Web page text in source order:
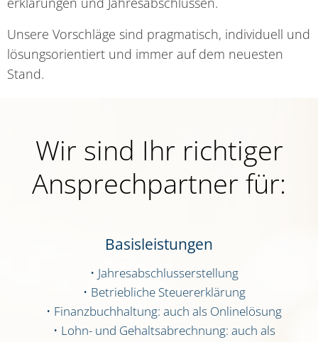
Unse­re Vor­schlä­ge sind prag­ma­tisch, indi­vi­du­ell und
lösungs­ori­en­tiert und immer auf dem neu­es­ten
Stand.
Wir sind Ihr rich­ti­ger
Ansprech­part­ner für:
Basis­leis­tun­gen
Jah­res­ab­schluss­erstel­lung
Betrieb­li­che Steu­er­erklä­rung
Finanz­buch­hal­tung: auch als Online­lö­sung
Lohn- und Gehalts­ab­rech­nung: auch als